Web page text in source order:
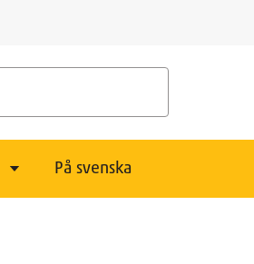
På svenska